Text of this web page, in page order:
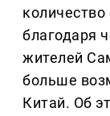
благодаря
жителей
больше
Китай. Об